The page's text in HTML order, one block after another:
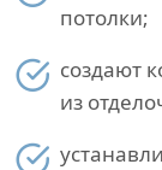
потолки;
создают
из